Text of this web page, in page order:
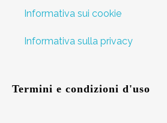
Informativa sui cookie
Informativa sulla privacy
Termini e condizioni d'uso